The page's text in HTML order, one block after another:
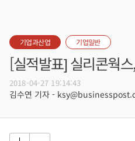
기업과산업 기업일반
[실적발표] 실리콘웍
2018-04-27 19:14:43
김수연 기자 -